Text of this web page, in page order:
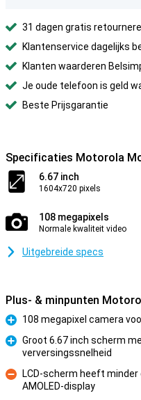
31 dagen gratis
Klantenservice dagelijks
Klanten waarderen
Je oude telefoon is geld
Beste Prijsgarantie
Specificaties Motorola
6.67 inch
1604x720 pixels
108 megapixels
Normale kwaliteit video
Uitgebreide specs
Plus- & minpunten
Pluspunt
108 megapixel camera
Pluspunt
Groot 6.67 inch scherm
verversingssnelheid
Minpunt
LCD-scherm heeft
AMOLED-display